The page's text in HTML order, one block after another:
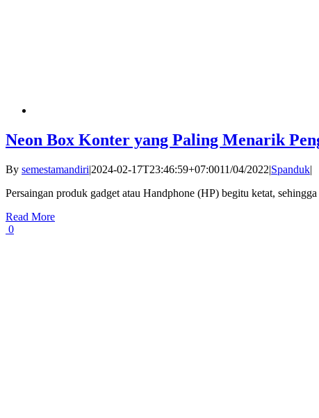
Neon Box Konter yang Paling Menarik
By semestamandiri|2024-02-17T23:46:59+07:0011/04/2022|Spanduk|
Persaingan produk gadget atau Handphone (HP) begitu ketat,
Read More
0